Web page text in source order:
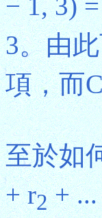
3。由
項，而
至於如
+ r2+ ...